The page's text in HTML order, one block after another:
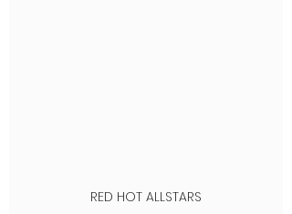
RED HOT ALLSTARS